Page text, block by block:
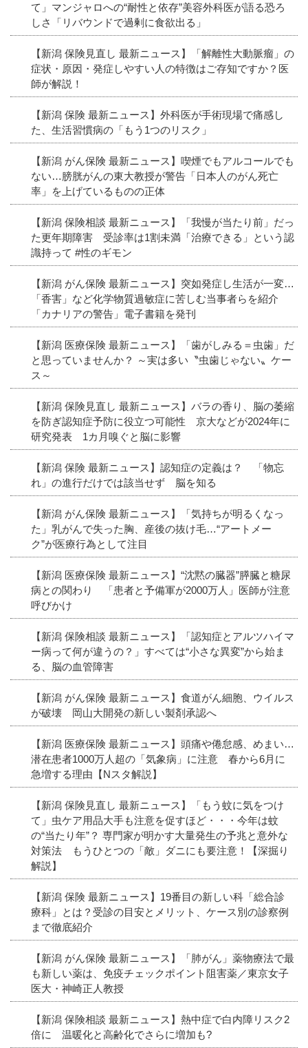
て」マンジャロへの“耐性と依存”美容外科医が語る恐ろ
しさ「リバウンドで過剰に食欲出る」
【新潟 保険見直し 最新ニュース】「解離性大動脈瘤」の
症状・原因・発症しやすい人の特徴はご存知ですか？医
師が解説！
【新潟 保険 最新ニュース】外科医が手術現場で痛感し
た、生活習慣病の「もう1つのリスク」
【新潟 がん保険 最新ニュース】喫煙でもアルコールでも
ない…膀胱がんの東大教授が警告「日本人のがん死亡
率」を上げているものの正体
【新潟 保険相談 最新ニュース】「我慢が当たり前」だっ
た更年期障害 受診率は1割未満「治療できる」という認
識持って #性のギモン
【新潟 がん保険 最新ニュース】突如発症し生活が一変…
「香害」など化学物質過敏症に苦しむ当事者らを紹介
「カナリアの警告」電子書籍を発刊
【新潟 医療保険 最新ニュース】「歯がしみる＝虫歯」だ
と思っていませんか？ ～実は多い〝虫歯じゃない〟ケー
ス～
【新潟 保険見直し 最新ニュース】バラの香り、脳の萎縮
を防ぎ認知症予防に役立つ可能性 京大などが2024年に
研究発表 1カ月嗅ぐと脳に影響
【新潟 保険 最新ニュース】認知症の定義は？ 「物忘
れ」の進行だけでは該当せず 脳を知る
【新潟 がん保険 最新ニュース】「気持ちが明るくなっ
た」乳がんで失った胸、産後の抜け毛…“アートメー
ク”が医療行為として注目
【新潟 医療保険 最新ニュース】“沈黙の臓器”膵臓と糖尿
病との関わり 「患者と予備軍が2000万人」医師が注意
呼びかけ
【新潟 保険相談 最新ニュース】「認知症とアルツハイマ
ー病って何が違うの？」すべては“小さな異変”から始ま
る、脳の血管障害
【新潟 がん保険 最新ニュース】食道がん細胞、ウイルス
が破壊 岡山大開発の新しい製剤承認へ
【新潟 医療保険 最新ニュース】頭痛や倦怠感、めまい…
潜在患者1000万人超の「気象病」に注意 春から6月に
急増する理由【Nスタ解説】
【新潟 保険見直し 最新ニュース】「もう蚊に気をつけ
て」虫ケア用品大手も注意を促すほど・・・今年は蚊
の“当たり年”？ 専門家が明かす大量発生の予兆と意外な
対策法 もうひとつの「敵」ダニにも要注意！【深掘り
解説】
【新潟 保険 最新ニュース】19番目の新しい科「総合診
療科」とは？受診の目安とメリット、ケース別の診察例
まで徹底紹介
【新潟 がん保険 最新ニュース】「肺がん」薬物療法で最
も新しい薬は、免疫チェックポイント阻害薬／東京女子
医大・神崎正人教授
【新潟 保険相談 最新ニュース】熱中症で白内障リスク2
倍に 温暖化と高齢化でさらに増加も?